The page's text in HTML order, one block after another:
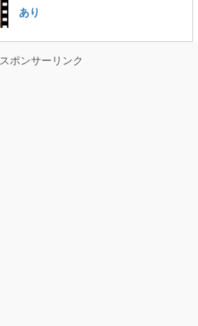
あり
スポンサーリンク